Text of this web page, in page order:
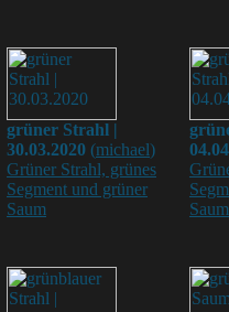
grüner Strahl |
30.03.2020 (michael)
Grüner Strahl, grünes
Segment und grüner
Saum
Saum